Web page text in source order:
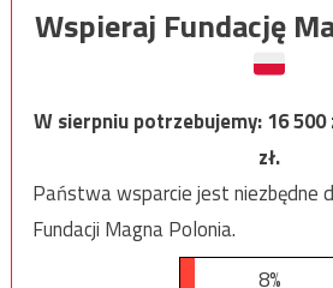
Wspieraj Fundację
W sierpniu potrzebujemy:16 500
zł.
Państwa wsparcie jest niezbędne
Fundacji Magna Polonia.
8%